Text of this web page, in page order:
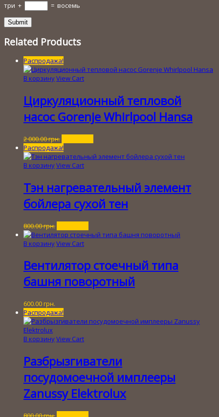
три + = восемь
Related Products
Распродажа!
В корзинуView Cart
Циркуляционный тепловой
насос Gorenje Whirlpool Hansa
2 000.00грн.
цена
составляла
2
400.00 грн..
Распродажа!
В корзинуView Cart
Тэн нагревательный элемент
бойлера сухой тен
800.00грн.
цена
составляла
цена:
В корзинуView Cart
Вентилятор стоечный типа
башня поворотный
600.00 грн.
Распродажа!
В корзинуView Cart
Разбрызгиватели
посудомоечной имплееры
Zanussy Elektrolux